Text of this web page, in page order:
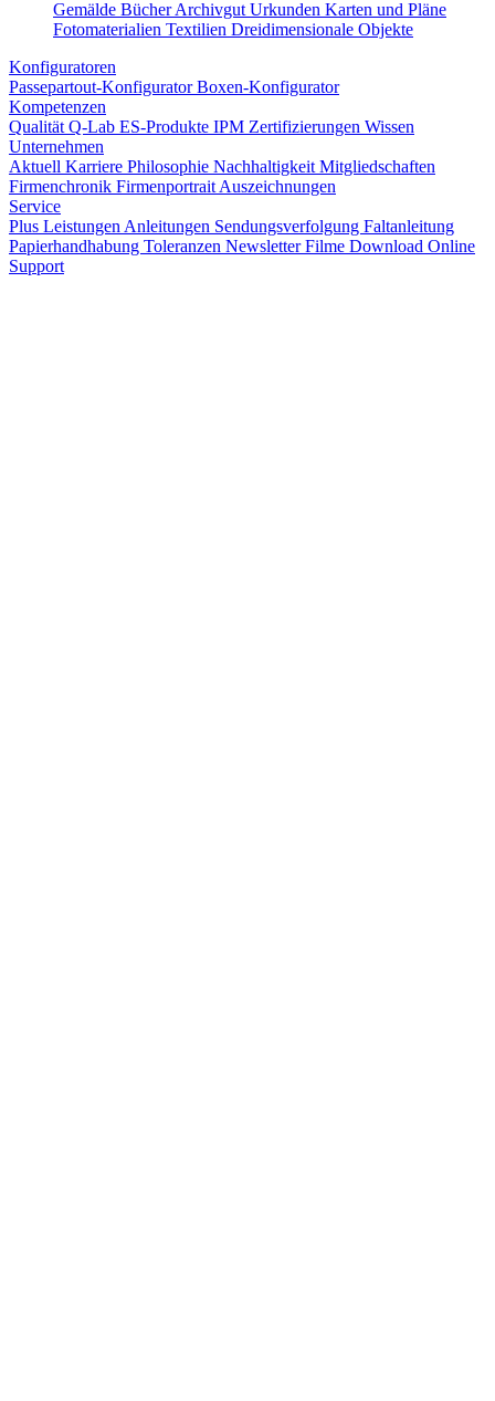
Gemälde BücherArchivgut Urkunden Karten und Pläne
Fotomaterialien Textilien Dreidimensionale Objekte
Konfiguratoren
Passepartout-KonfiguratorBoxen-Konfigurator
Kompetenzen
Qualität Q-Lab ES-Produkte IPM Zertifizierungen Wissen
Unternehmen
Aktuell Karriere Philosophie Nachhaltigkeit Mitgliedschaften
Firmenchronik Firmenportrait Auszeichnungen
Service
Plus Leistungen Anleitungen Sendungsverfolgung Faltanleitung
Papierhandhabung Toleranzen NewsletterFilme Download Online
Support